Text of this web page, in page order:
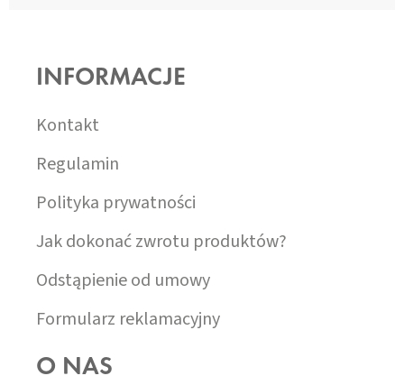
INFORMACJE
Kontakt
Regulamin
Polityka prywatności
Jak dokonać zwrotu produktów?
Odstąpienie od umowy
Formularz reklamacyjny
O NAS